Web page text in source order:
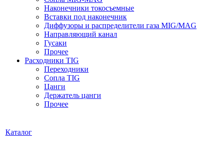
Наконечники токосъемные
Вставки под наконечник
Диффузоры и распределители газа MIG/MAG
Направляющий канал
Гусаки
Прочее
Расходники TIG
Переходники
Сопла TIG
Цанги
Держатель цанги
Прочее
Каталог